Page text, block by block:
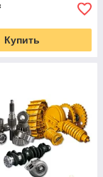
Купить